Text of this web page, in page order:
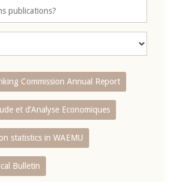
Commission Annual Report
et d’Analyse Economiques
statistics in WAEMU
Bulletin